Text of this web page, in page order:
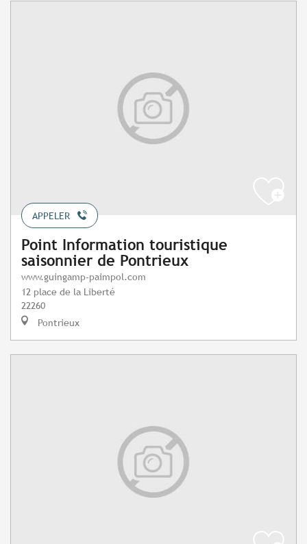
APPELER
Point Information touristique
saisonnier de Pontrieux
www.guingamp-paimpol.com
12 place de la Liberté
22260
Pontrieux